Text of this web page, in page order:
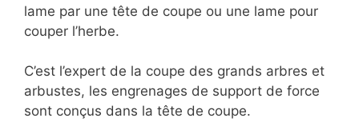
lame par une tête de coupe ou une lame pour
couper l’herbe.
C’est l’expert de la coupe des grands arbres et
arbustes, les engrenages de support de force
sont conçus dans la tête de coupe.